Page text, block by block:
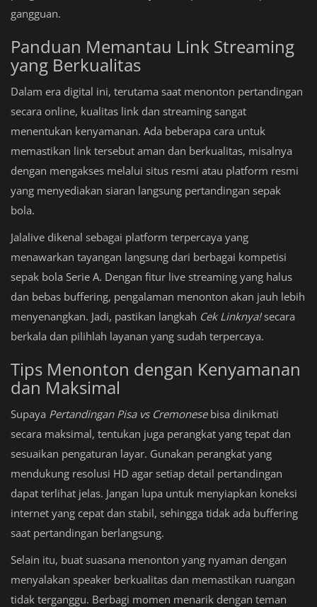
gangguan.
Panduan Memantau Link Streaming
yang Berkualitas
Dalam era digital ini, terutama saat menonton pertandingan
secara online, kualitas link dan streaming sangat
menentukan kenyamanan. Ada beberapa cara untuk
memastikan link tersebut aman dan berkualitas, misalnya
dengan mengakses melalui situs resmi atau platform resmi
yang menyediakan siaran langsung pertandingan sepak
bola.
Jalalive dikenal sebagai platform terpercaya yang
menawarkan tayangan langsung dari berbagai kompetisi
sepak bola Serie A. Dengan fitur live streaming yang halus
dan bebas buffering, pengalaman menonton akan jauh lebih
menyenangkan. Jadi, pastikan langkah Cek Linknya!secara
berkala dan pilihlah layanan yang sudah terpercaya.
Tips Menonton dengan Kenyamanan
dan Maksimal
Supaya Pertandingan Pisa vs Cremonesebisa dinikmati
secara maksimal, tentukan juga perangkat yang tepat dan
sesuaikan pengaturan layar. Gunakan perangkat yang
mendukung resolusi HD agar setiap detail pertandingan
dapat terlihat jelas. Jangan lupa untuk menyiapkan koneksi
internet yang cepat dan stabil, sehingga tidak ada buffering
saat pertandingan berlangsung.
Selain itu, buat suasana menonton yang nyaman dengan
menyalakan speaker berkualitas dan memastikan ruangan
tidak terganggu. Berbagi momen menarik dengan teman